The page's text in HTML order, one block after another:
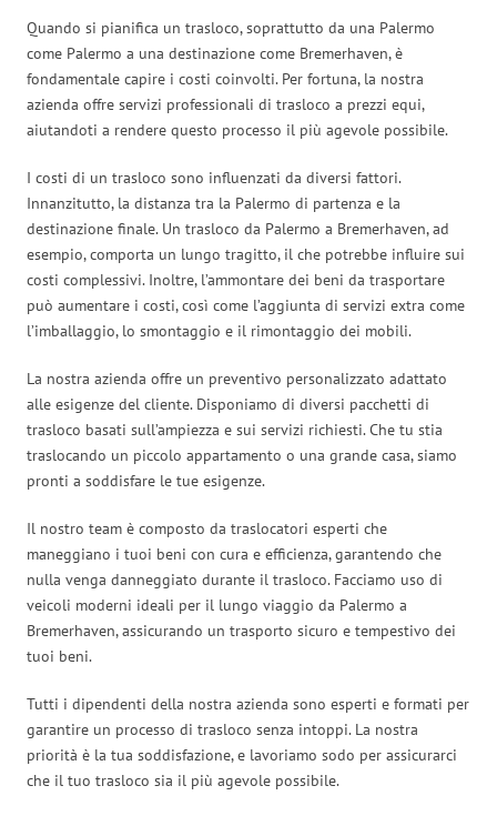
Quando si pianifica un trasloco, soprattutto da una Palermo
come Palermo a una destinazione come Bremerhaven, è
fondamentale capire i costi coinvolti. Per fortuna, la nostra
azienda offre servizi professionali di trasloco a prezzi equi,
aiutandoti a rendere questo processo il più agevole possibile.
I costi di un trasloco sono influenzati da diversi fattori.
Innanzitutto, la distanza tra la Palermo di partenza e la
destinazione finale. Un trasloco da Palermo a Bremerhaven, ad
esempio, comporta un lungo tragitto, il che potrebbe influire sui
costi complessivi. Inoltre, l’ammontare dei beni da trasportare
può aumentare i costi, così come l’aggiunta di servizi extra come
l’imballaggio, lo smontaggio e il rimontaggio dei mobili.
La nostra azienda offre un preventivo personalizzato adattato
alle esigenze del cliente. Disponiamo di diversi pacchetti di
trasloco basati sull’ampiezza e sui servizi richiesti. Che tu stia
traslocando un piccolo appartamento o una grande casa, siamo
pronti a soddisfare le tue esigenze.
Il nostro team è composto da traslocatori esperti che
maneggiano i tuoi beni con cura e efficienza, garantendo che
nulla venga danneggiato durante il trasloco. Facciamo uso di
veicoli moderni ideali per il lungo viaggio da Palermo a
Bremerhaven, assicurando un trasporto sicuro e tempestivo dei
tuoi beni.
Tutti i dipendenti della nostra azienda sono esperti e formati per
garantire un processo di trasloco senza intoppi. La nostra
priorità è la tua soddisfazione, e lavoriamo sodo per assicurarci
che il tuo trasloco sia il più agevole possibile.